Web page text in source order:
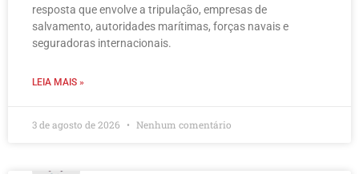
resposta que envolve a tripulação, empresas de
salvamento, autoridades marítimas, forças navais e
seguradoras internacionais.
LEIA MAIS »
3 de agosto de 2026 Nenhum comentário